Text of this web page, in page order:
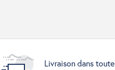
Livraison dans toute